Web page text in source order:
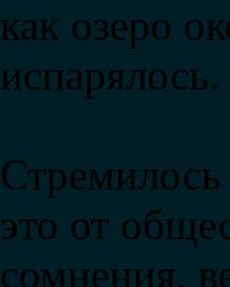
как озеро
испарялось.
это от
сомнения,